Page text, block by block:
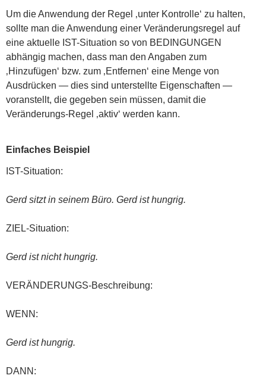
Um die Anwendung der Regel ‚unter Kontrolle‘ zu halten,
sollte man die Anwendung einer Veränderungsregel auf
eine aktuelle IST-Situation so von BEDINGUNGEN
abhängig machen, dass man den Angaben zum
‚Hinzufügen‘ bzw. zum ‚Entfernen‘ eine Menge von
Ausdrücken — dies sind unterstellte Eigenschaften —
voranstellt, die gegeben sein müssen, damit die
Veränderungs-Regel ‚aktiv‘ werden kann.
Einfaches Beispiel
IST-Situation:
Gerd sitzt in seinem Büro. Gerd ist hungrig.
ZIEL-Situation:
Gerd ist nicht hungrig.
VERÄNDERUNGS-Beschreibung:
WENN:
Gerd ist hungrig.
DANN: